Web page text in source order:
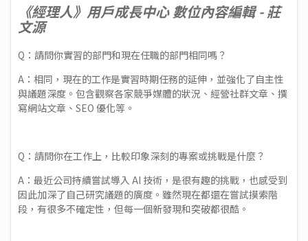
《經理人》用戶成長中心 數位內容編輯 - 莊
文源
Q：請問你實習的部門和現在任職的部門相同嗎？
A：相同，現在的工作是實習時期任務的延伸，並強化了自主性
與議題深度。包含觀察各家競爭媒體的狀況、經營社群文章、撰
寫網站文章、SEO 優化等。
Q：請問你在工作上，比較印象深刻的專案或挑戰是什麼？
A：最近公司持續嘗試導入 AI 技術，是很有趣的挑戰，也感受到
因此加深了自己研究議題的廣度。雖然現在都還在嘗試摸索階
段，有很多不確定性，但每一個新發現和突破都很酷。